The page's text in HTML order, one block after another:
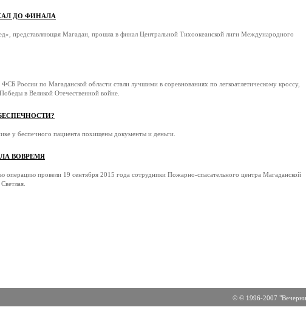
ДО ФИНАЛА
представляющая Магадан, прошла в финал Центральной Тихоокеанской лиги Международного
России по Магаданской области стали лучшими в соревнованиях по легкоатлетическому кроссу,
в Великой Отечественной войне.
у беспечного пациента похищены документы и деньги.
ВОВРЕМЯ
операцию провели 19 сентября 2015 года сотрудники Пожарно-спасательного центра Магаданской
© © 1996-2007